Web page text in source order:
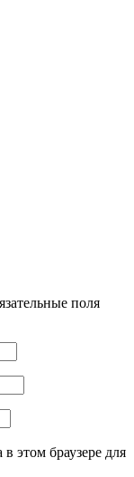
поля
этом браузере для